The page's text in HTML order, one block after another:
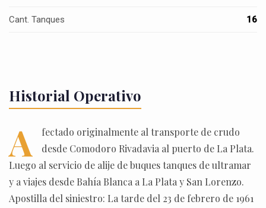
Cant. Tanques 16
Historial Operativo
A
fectado originalmente al transporte de crudo
desde Comodoro Rivadavia al puerto de La Plata.
Luego al servicio de alije de buques tanques de ultramar
y a viajes desde Bahía Blanca a La Plata y San Lorenzo.
Apostilla del siniestro: La tarde del 23 de febrero de 1961